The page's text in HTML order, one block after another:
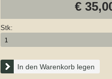
€
Stk:
In den Warenkorb legen